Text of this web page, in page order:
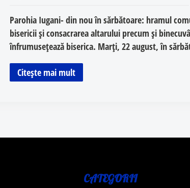
Parohia Iugani- din nou în sărbătoare: hramul
bisericii și consacrarea altarului precum și
înfrumusețează biserica. Marți, 22 august, în
Citește mai mult
CATEGORII